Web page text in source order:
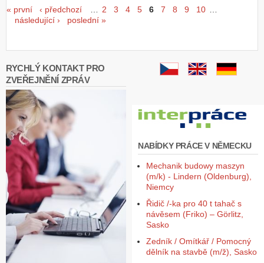
Stránky
« první ‹ předchozí … 2 3 4 5 6 7 8 9 10 …
následující ›
poslední »
RYCHLÝ KONTAKT PRO
ZVEŘEJNĚNÍ ZPRÁV
NABÍDKY PRÁCE V NĚMECKU
Mechanik budowy maszyn
(m/k) - Lindern (Oldenburg),
Niemcy
Řidič /-ka pro 40 t tahač s
návěsem (Friko) – Görlitz,
Sasko
Zedník / Omítkář / Pomocný
dělník na stavbě (m/ž), Sasko